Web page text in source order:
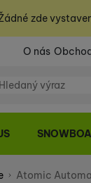
zde
O nás
Atomic